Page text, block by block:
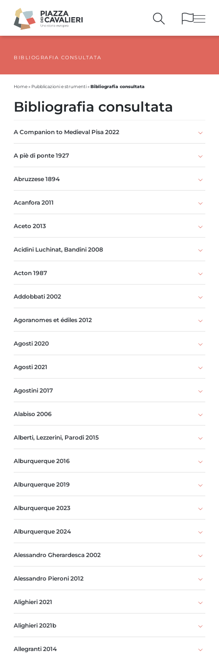
PUBBLICAZIONI E STRUMENTI
BIBLIOGRAFIA CONSULTATA
Home» Pubblicazioni e strumenti»Bibliografia consultata
Bibliografia consultata
A Companion to Medieval Pisa 2022
A piè di ponte 1927
Abruzzese 1894
Acanfora 2011
Aceto 2013
Acidini Luchinat, Bandini 2008
Acton 1987
Addobbati 2002
Agoranomes et édiles 2012
Agosti 2020
Agosti 2021
Agostini 2017
Alabiso 2006
Alberti, Lezzerini, Parodi 2015
Alburquerque 2016
Alburquerque 2019
Alburquerque 2023
Alburquerque 2024
Alessandro Gherardesca 2002
Alessandro Pieroni 2012
Alighieri 2021
Alighieri 2021b
Allegranti 2014